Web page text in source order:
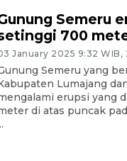
Semeru
700
January 2025 9:32 WIB,
Semeru yang
Lumajang
erupsi yang
di atas puncak